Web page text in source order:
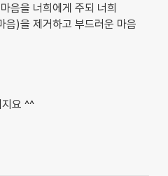
음을 너희에게 주되 너희
음)을 제거하고 부드러운 마음
요 ^^